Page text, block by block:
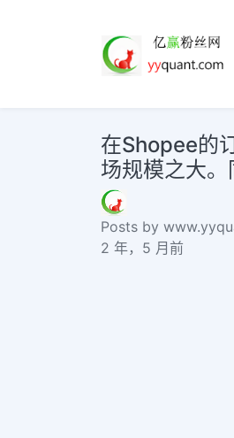
在Shopee的
场规模之大
Posts by
2 年，5 月前